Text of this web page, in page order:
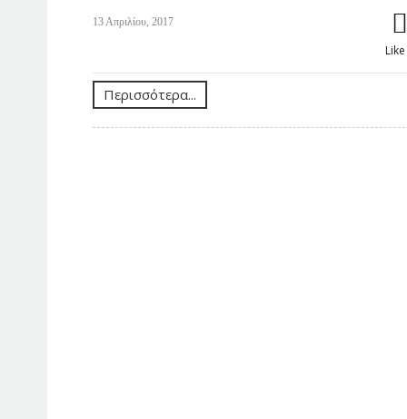
13 Απριλίου, 2017
Like
Περισσότερα...